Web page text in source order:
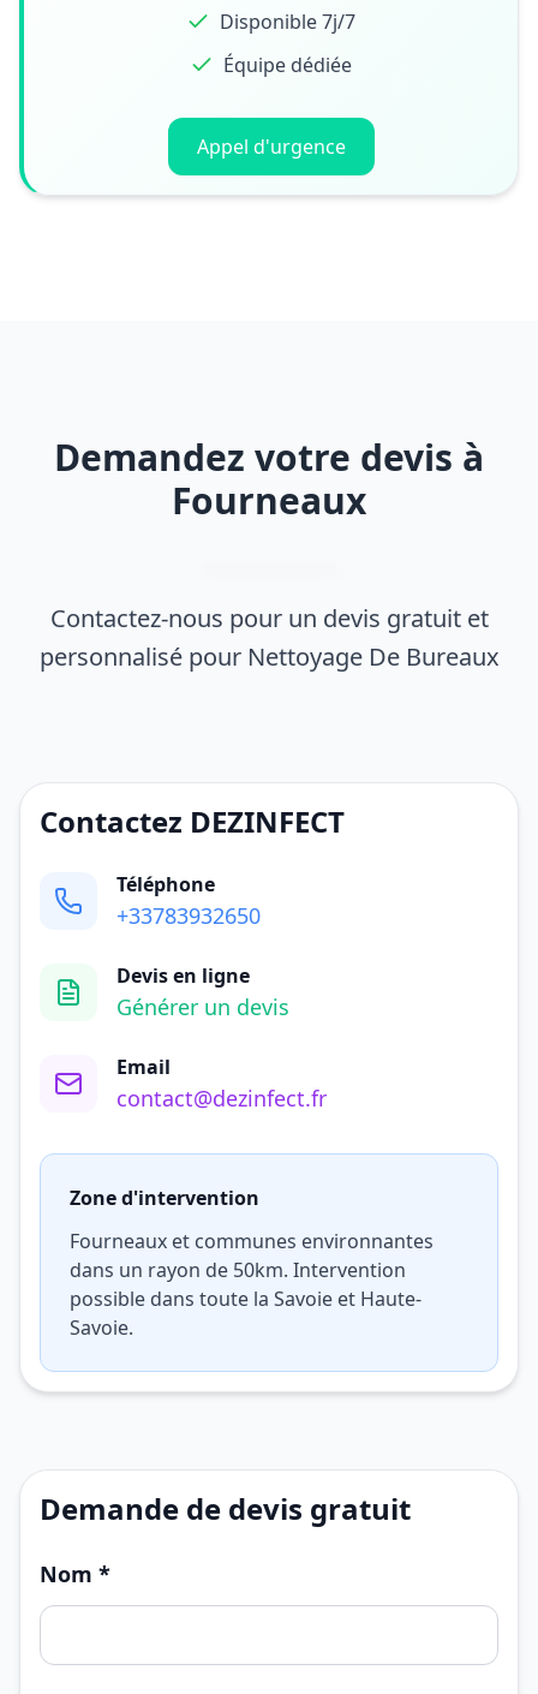
Disponible 7j/7
Équipe dédiée
Appel d'urgence
Demandez votre devis à
Fourneaux
Contactez-nous pour un devis gratuit et
personnalisé pour Nettoyage De Bureaux
Contactez DEZINFECT
Téléphone
+33783932650
Devis en ligne
Générer un devis
Email
contact@dezinfect.fr
Zone d'intervention
Fourneaux et communes environnantes
dans un rayon de 50km. Intervention
possible dans toute la Savoie et Haute-
Savoie.
Demande de devis gratuit
Nom *